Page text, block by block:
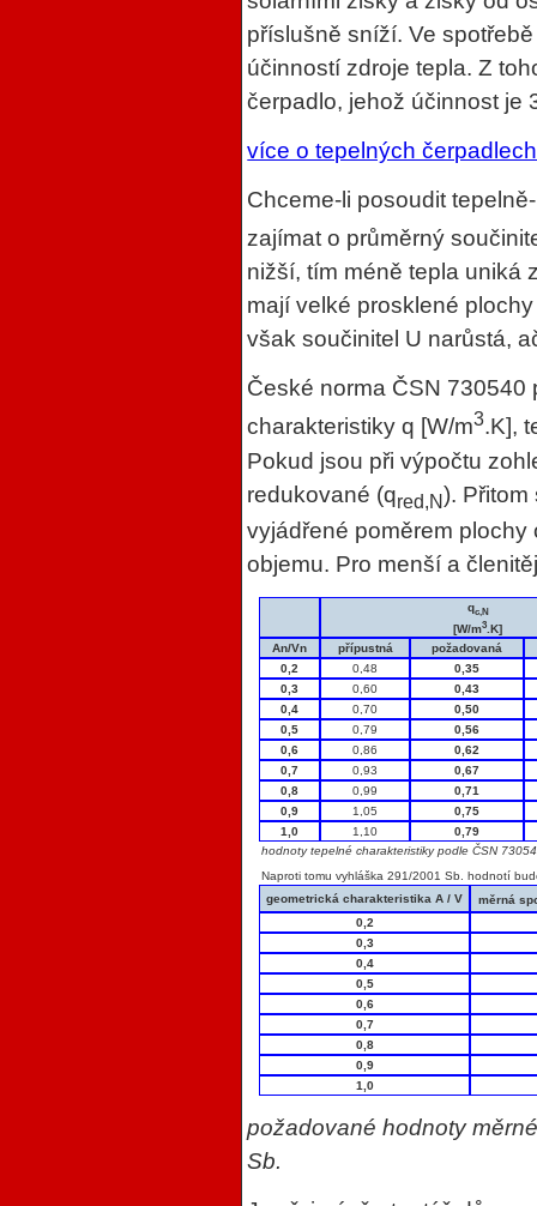
příslušně sníží. Ve
účinností zdroje tepla. Z
čerpadlo, jehož účinnost je
více o tepelných čerpadlech
Chceme-li posoudit
zajímat o průměrný
nižší, tím méně tepla uniká
mají velké prosklené
však součinitel U narůstá,
České norma ČSN
charakteristiky q [W/m3.K],
Pokud jsou při výpočtu
redukované (qred,N).
vyjádřené poměrem
objemu. Pro menší a
qc,N
[W/m3 .K]
An/Vn
přípustná
požadovaná
0,2
0,48
0,35
0,3
0,60
0,43
0,4
0,70
0,50
0,5
0,79
0,56
0,6
0,86
0,62
0,7
0,93
0,67
0,8
0,99
0,71
0,9
1,05
0,75
1,0
1,10
0,79
hodnoty tepelné charakteristiky podle ČSN
Naproti tomu vyhláška 291/2001 Sb. hodnotí
geometrická charakteristika A / V
měrná
0,2
0,3
0,4
0,5
0,6
0,7
0,8
0,9
1,0
požadované hodnoty
Sb.